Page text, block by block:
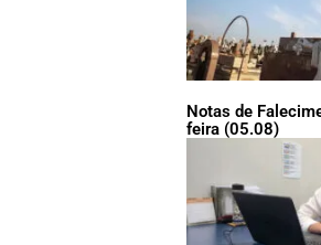
Notas de
feira (05.08)